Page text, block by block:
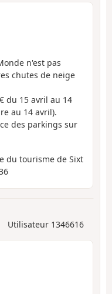
n'est pas
chutes de neige
du 15 avril au 14
au 14 avril).
des parkings sur
du tourisme de Sixt
Utilisateur 1346616